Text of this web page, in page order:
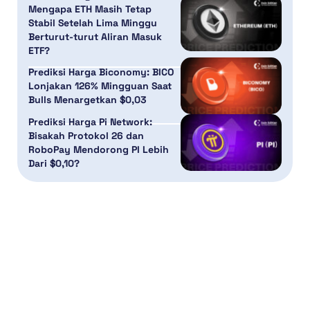
Mengapa ETH Masih Tetap
Stabil Setelah Lima Minggu
Berturut-turut Aliran Masuk
ETF?
Prediksi Harga Biconomy: BICO
Lonjakan 126% Mingguan Saat
Bulls Menargetkan $0,03
Prediksi Harga Pi Network:
Bisakah Protokol 26 dan
RoboPay Mendorong PI Lebih
Dari $0,10?